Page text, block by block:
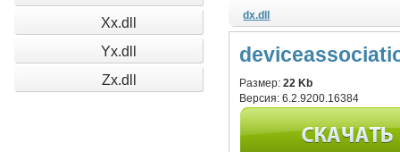
Xx.dll
Yx.dll
Zx.dll
dx.dll
Размер:22 Kb
Версия:6.2.9200.16384